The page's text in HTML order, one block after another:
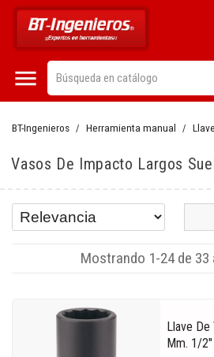

BT-Ingenieros Herramienta manual
Vasos De Impacto Largos
Mostrando 1-24 de
Llave
Mm. 1/